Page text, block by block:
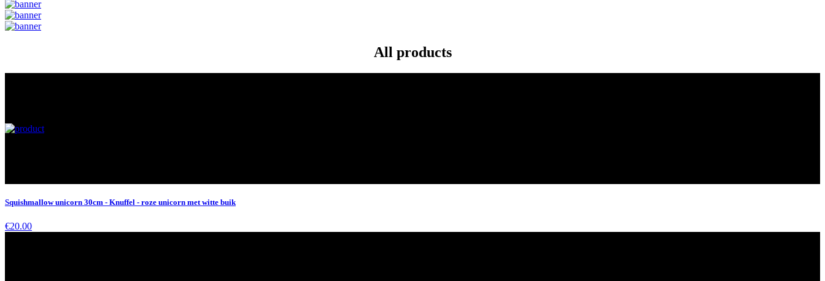
All products
Squishmallow unicorn 30cm - Knuffel - roze unicorn met witte buik
€20.00